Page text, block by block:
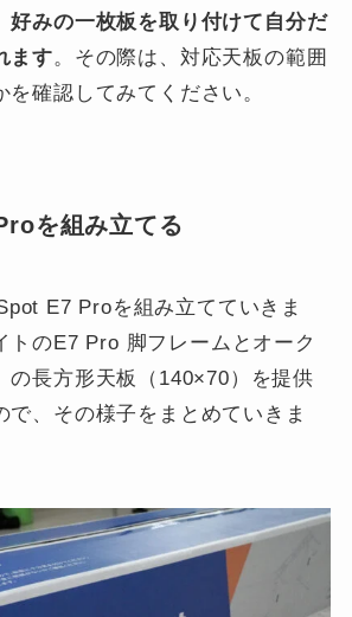
好みの一枚板を取り付けて自分だ
ます。その際は、対応天板の範囲
確認してみてください。
を組み立てる
E7 Proを組み立てていきま
トのE7 Pro 脚フレームとオーク
の長方形天板（140×70）を提供
で、その様子をまとめていきま